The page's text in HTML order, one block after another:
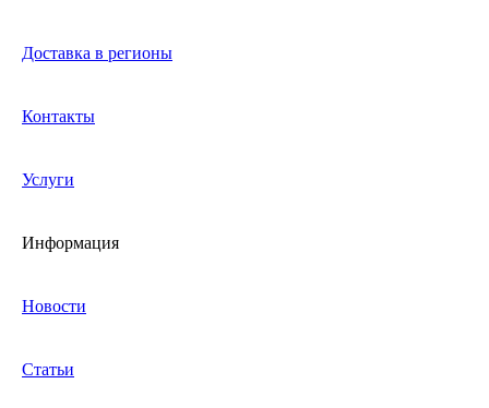
Доставка в регионы
Контакты
Услуги
Информация
Новости
Статьи